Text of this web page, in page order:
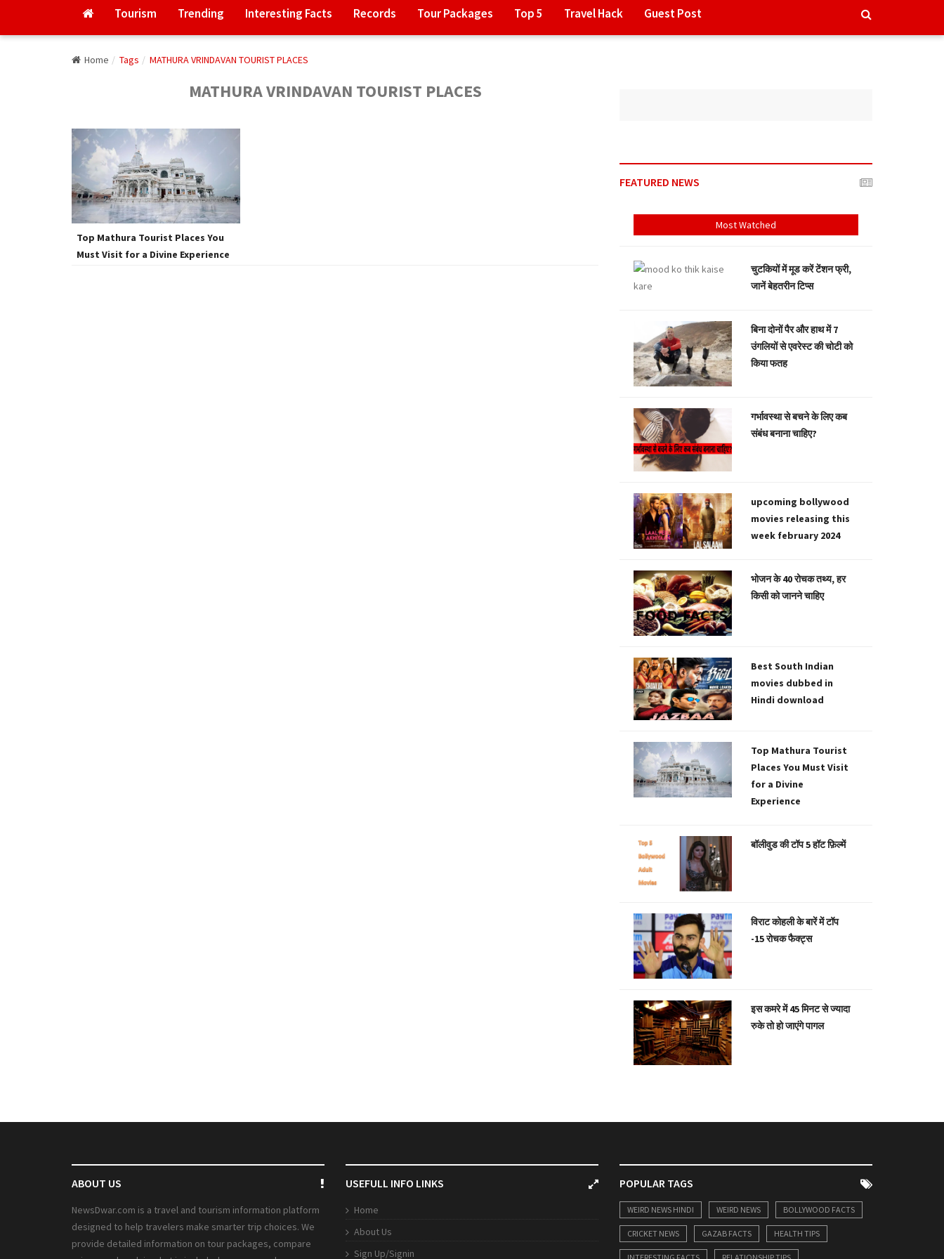
Tourism Trending Interesting Facts Records Tour Packages Top 5 Travel Hack Guest Post
Home Tags MATHURA VRINDAVAN TOURIST PLACES
MATHURA VRINDAVAN TOURIST PLACES
Top Mathura Tourist Places You
Must Visit for a Divine Experience
FEATURED NEWS
Most Watched
चुटकियों में मूड करें टेंशन फ्री,
जानें बेहतरीन टिप्स
बिना दोनों पैर और हाथ में 7
उंगलियों से एवरेस्ट की चोटी को
किया फतह
गर्भावस्था से बचने के लिए कब
संबंध बनाना चाहिए?
upcoming bollywood
movies releasing this
week february 2024
भोजन के 40 रोचक तथ्य, हर
किसी को जानने चाहिए
Best South Indian
movies dubbed in
Hindi download
Top Mathura Tourist
Places You Must Visit
for a Divine
Experience
बॉलीवुड की टॉप 5 हॉट फ़िल्में
विराट कोहली के बारें में टॉप
-15 रोचक फैक्ट्स
इस कमरे में 45 मिनट से ज्यादा
रुके तो हो जाएंगे पागल
ABOUT US
NewsDwar.com is a travel and tourism information platform
designed to help travelers make smarter trip choices. We
provide detailed information on tour packages, compare
USEFULL INFO LINKS
Home
About Us
Sign Up/Signin
POPULAR TAGS
WEIRD NEWS HINDI WEIRD NEWS BOLLYWOOD FACTS
CRICKET NEWS GAZAB FACTS HEALTH TIPS